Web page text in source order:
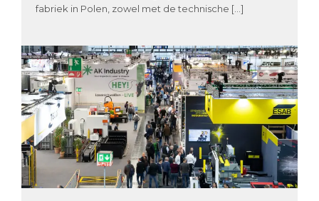
fabriek in Polen, zowel met de technische […]